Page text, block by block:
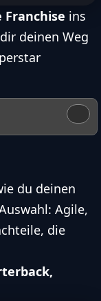
Franchise ins
deinen Weg
du deinen
Agile,
die